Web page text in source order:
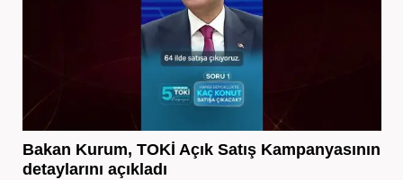
Bakan Kurum, TOKİ Açık Satış Kampanyasının
detaylarını açıkladı